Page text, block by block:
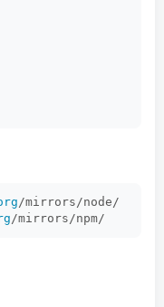
/mirrors/node/
/mirrors/npm/